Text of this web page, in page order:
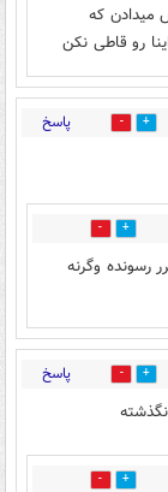
میدادن که
رو قاطی نکن
34 پاسخ
8
رسونده وگرنه
10 پاسخ
4